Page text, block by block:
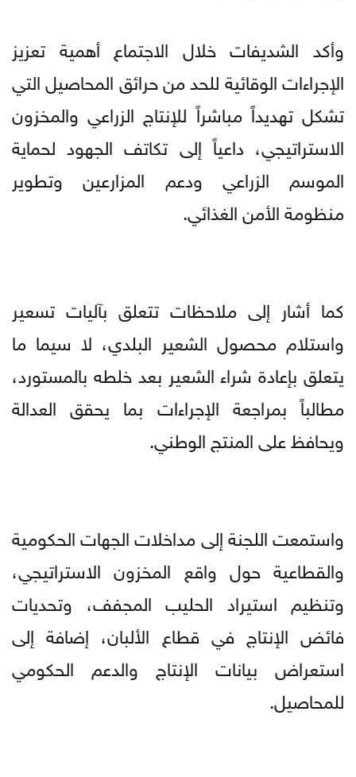
وأكد الشديفات خلال الاجتماع أهمية تعزيز
الإجراءات الوقائية للحد من حرائق المحاصيل التي
تشكل تهديداً مباشراً للإنتاج الزراعي والمخزون
الاستراتيجي، داعياً إلى تكاتف الجهود لحماية
الموسم الزراعي ودعم المزارعين وتطوير
منظومة الأمن الغذائي.
كما أشار إلى ملاحظات تتعلق بآليات تسعير
واستلام محصول الشعير البلدي، لا سيما ما
يتعلق بإعادة شراء الشعير بعد خلطه بالمستورد،
مطالباً بمراجعة الإجراءات بما يحقق العدالة
ويحافظ على المنتج الوطني.
واستمعت اللجنة إلى مداخلات الجهات الحكومية
والقطاعية حول واقع المخزون الاستراتيجي،
وتنظيم استيراد الحليب المجفف، وتحديات
فائض الإنتاج في قطاع الألبان، إضافة إلى
استعراض بيانات الإنتاج والدعم الحكومي
للمحاصيل.